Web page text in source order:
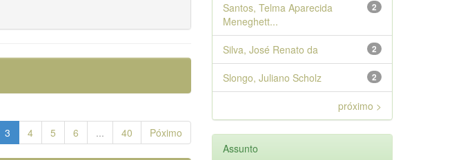
3 4 5 6 ... 40 Póximo
2
Santos, Telma Aparecida
Meneghett...
2
Silva, José Renato da
2
Slongo, Juliano Scholz
próximo >
Assunto